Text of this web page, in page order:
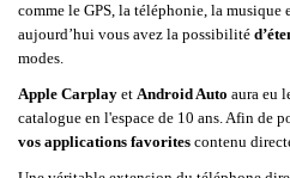
comme le GPS, la téléphonie, la musique
aujourd’hui vous avez la possibilité
modes.
Apple Carplay et Android Auto aura eu
catalogue en l'espace de 10 ans. Afin de
vos applications favorites contenu